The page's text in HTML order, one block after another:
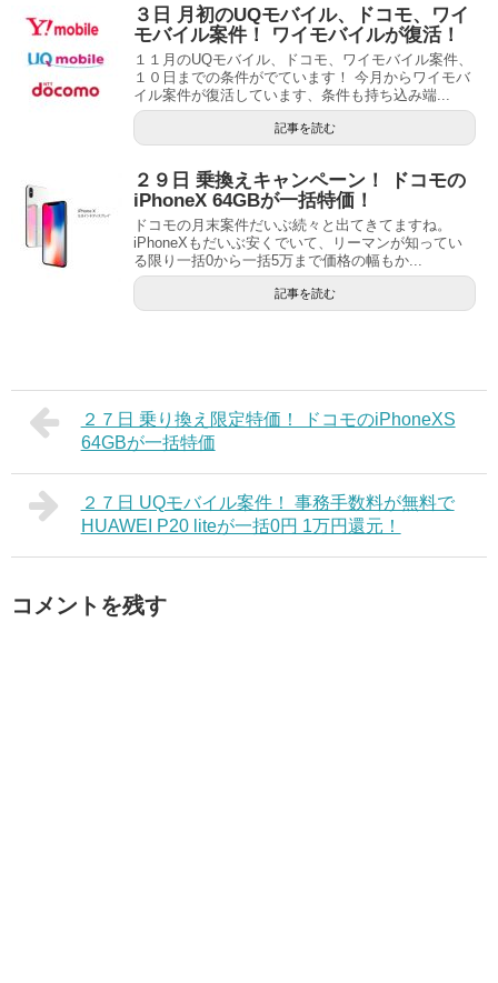
３日 月初のUQモバイル、ドコモ、ワイ
モバイル案件！ ワイモバイルが復活！
１１月のUQモバイル、ドコモ、ワイモバイル案件、
１０日までの条件がでています！ 今月からワイモバ
イル案件が復活しています、条件も持ち込み端...
記事を読む
２９日 乗換えキャンペーン！ ドコモの
iPhoneX 64GBが一括特価！
ドコモの月末案件だいぶ続々と出てきてますね。
iPhoneXもだいぶ安くでいて、リーマンが知ってい
る限り一括0から一括5万まで価格の幅もか...
記事を読む
２７日 乗り換え限定特価！ ドコモのiPhoneXS
64GBが一括特価
２７日 UQモバイル案件！ 事務手数料が無料で
HUAWEI P20 liteが一括0円 1万円還元！
コメントを残す